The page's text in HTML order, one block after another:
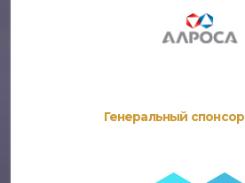
Генеральный